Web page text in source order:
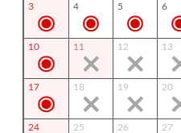
3 4 5 6
10 11 12 13
17 18 19 20
24 25 26 27